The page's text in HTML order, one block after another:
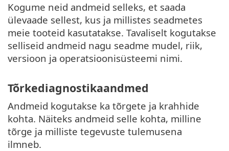
Kogume neid andmeid selleks, et saada
ülevaade sellest, kus ja millistes seadmetes
meie tooteid kasutatakse. Tavaliselt kogutakse
selliseid andmeid nagu seadme mudel, riik,
versioon ja operatsioonisüsteemi nimi.
Tõrkediagnostikaandmed
Andmeid kogutakse ka tõrgete ja krahhide
kohta. Näiteks andmeid selle kohta, milline
tõrge ja milliste tegevuste tulemusena
ilmneb.